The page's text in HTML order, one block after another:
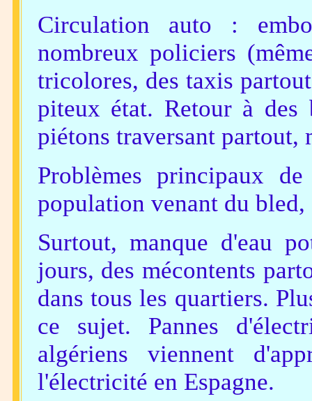
Circulation auto :
nombreux policiers
tricolores, des taxis
piteux état. Retour à des
piétons traversant
Problèmes principaux
population venant du
Surtout, manque d'eau
jours, des mécontents
dans tous les quartiers.
ce sujet. Pannes
algériens viennent
l'électricité en Espagne.